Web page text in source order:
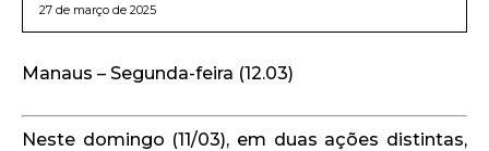
27 de março de 2025
Manaus – Segunda-feira (12.03)
Neste domingo (11/03), em duas ações distintas,